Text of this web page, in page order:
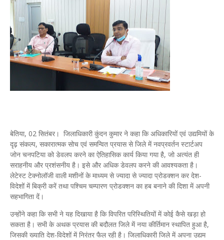
बेतिया, 02 सितंबर। जिलाधिकारी कुंदन कुमार ने कहा कि अधिकारियों एवं उद्यमियों के
दृढ़ संकल्प, सकारात्मक सोच एवं समन्वित प्रयास से जिले में नवप्रवर्तन स्टार्टअप
जोन चनपटिया को डेवलप करने का ऐतिहासिक कार्य किया गया है, जो अत्यंत ही
सराहनीय और प्रशंसनीय है। इसे और अधिक डेवलप करने की आवश्यकता है।
लेटेस्ट टेक्नोलॉजी वाली मशीनों के माध्यम से ज्यादा से ज्यादा प्रोडक्शन कर देश-
विदेशों में बिक्री करें तथा पश्चिम चम्पारण प्रोडक्शन का हब बनाने की दिशा में अपनी
सहभागिता दें।
उन्होंने कहा कि सभी ने यह दिखाया है कि विपरित परिस्थितियों में कोई कैसे खड़ा हो
सकता है। सभी के अथक प्रयास की बदौलत जिले में नया कीर्तिमान स्थापित हुआ है,
जिसकी ख्याति देश-विदेशों में निरंतर फैल रही है। जिलाधिकारी जिले में अपना उद्यम